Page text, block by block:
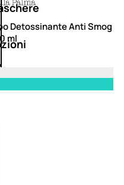
Detossinante Anti Smog
ml